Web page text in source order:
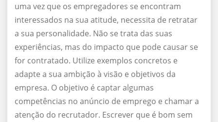
uma vez que os empregadores se encontram
interessados na sua atitude, necessita de retratar
a sua personalidade. Não se trata das suas
experiências, mas do impacto que pode causar se
for contratado. Utilize exemplos concretos e
adapte a sua ambição à visão e objetivos da
empresa. O objetivo é captar algumas
competências no anúncio de emprego e chamar a
atenção do recrutador. Escrever que é bom sem